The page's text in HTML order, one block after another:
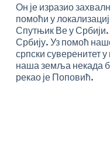
Он је изразио
помоћи у
Спутњик Ве у Србији.
Србију. Уз помоћ
српски суверенитет
наша земља некада
рекао је Поповић.